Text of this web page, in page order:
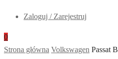
Zaloguj / Zarejestruj
0
Strona główna Volkswagen Passat